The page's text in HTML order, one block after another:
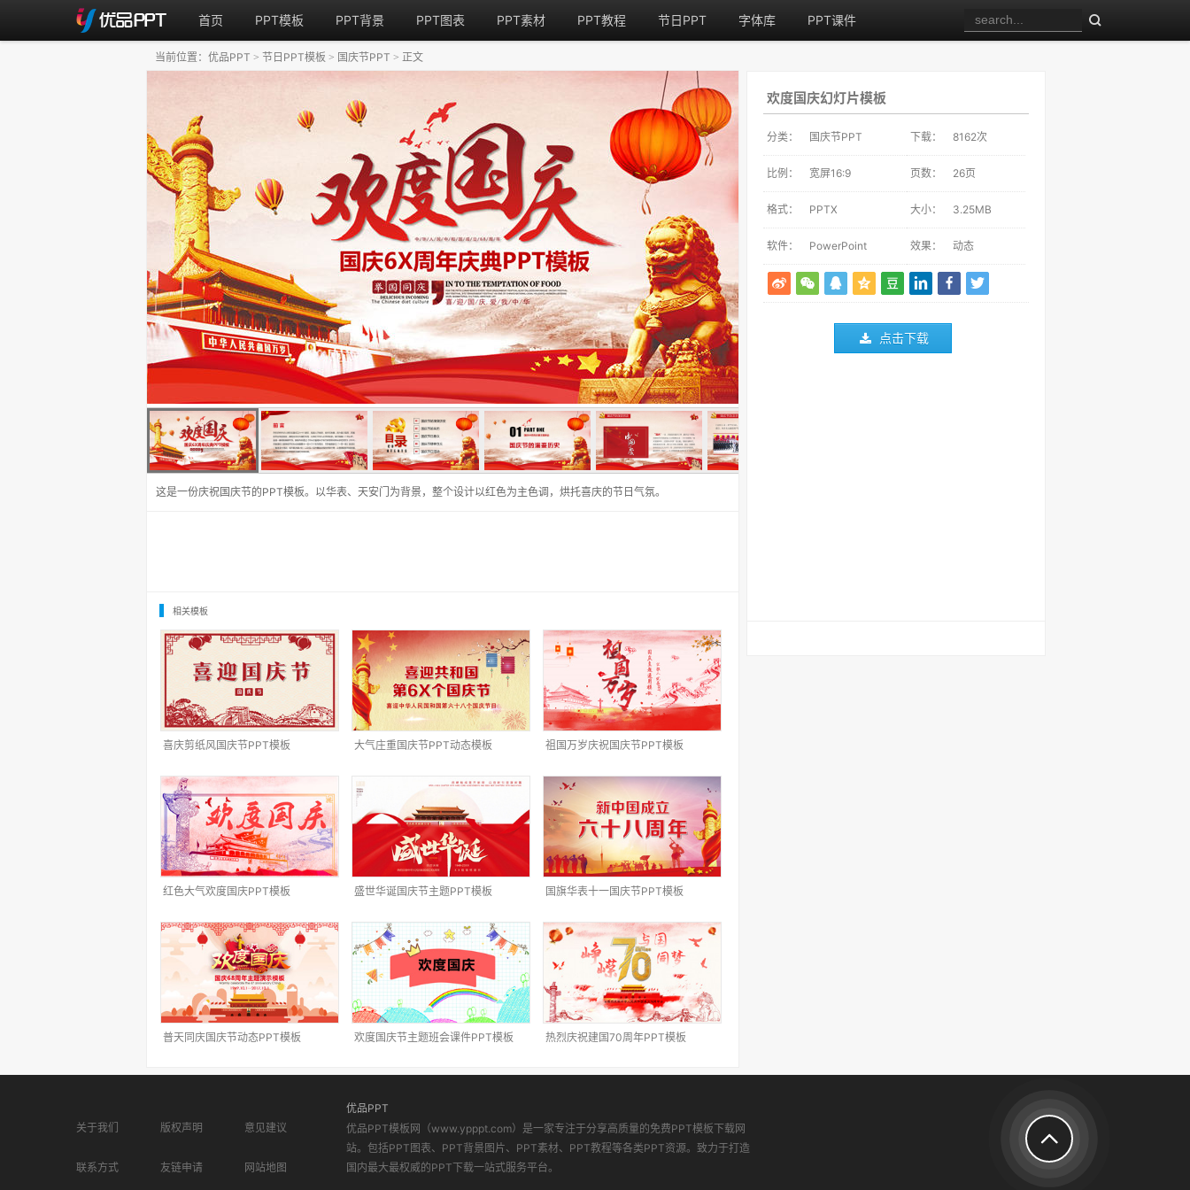
首页 PPT模板 PPT背景 PPT图表 PPT素材 PPT教程 节日PPT 字体库 PPT课件
欢度国庆幻灯片模板
分类： 国庆节PPT 下载： 8162次
比例： 宽屏16:9 页数： 26页
格式： PPTX 大小： 3.25MB
软件： PowerPoint 效果： 动态
点击下载
这是一份庆祝国庆节的PPT模板。以华表、天安门为背景，整个设计以红色为主色调，烘托喜庆的节日气氛。
当前位置： 优品PPT > 节日PPT模板 > 国庆节PPT > 正文
相关模板
喜庆剪纸风国庆节PPT模板 大气庄重国庆节PPT动态模板 祖国万岁庆祝国庆节PPT模板
红色大气欢度国庆PPT模板 盛世华诞国庆节主题PPT模板 国旗华表十一国庆节PPT模板
普天同庆国庆节动态PPT模板 欢度国庆节主题班会课件PPT模板 热烈庆祝建国70周年PPT模板
关于我们 版权声明 意见建议
联系方式 友链申请 网站地图
优品PPT
优品PPT模板网（www.ypppt.com）是一家专注于分享高质量的免费PPT模板下载网
站。包括PPT图表、PPT背景图片、PPT素材、PPT教程等各类PPT资源。致力于打造
国内最大最权威的PPT下载一站式服务平台。